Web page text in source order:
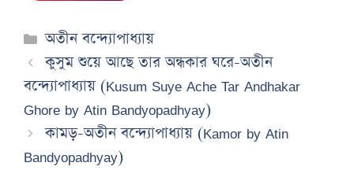
Categories
অতীন বন্দ্যোপাধ্যায়
কুসুম শুয়ে আছে তার অন্ধকার ঘরে-অতীন
বন্দ্যোপাধ্যায় (Kusum Suye Ache Tar Andhakar
Ghore by Atin Bandyopadhyay)
কামড়-অতীন বন্দ্যোপাধ্যায় (Kamor by Atin
Bandyopadhyay)